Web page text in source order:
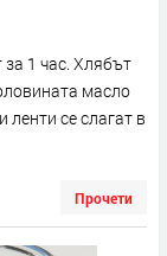
1 час. Хлябът
масло
ленти се слагат в
Прочети